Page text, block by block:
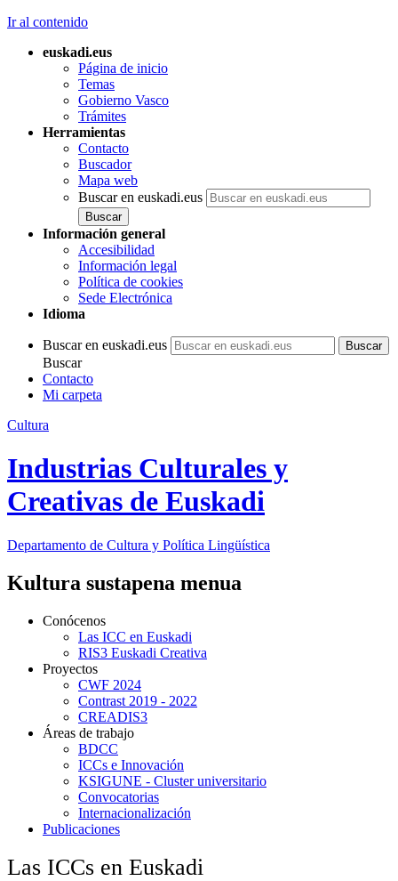
Ir al contenido
euskadi.eus
Página de inicio
Temas
Gobierno Vasco
Trámites
Herramientas
Contacto
Buscador
Mapa web
Buscar en euskadi.eus
Información general
Accesibilidad
Información legal
Política de cookies
Sede Electrónica
Idioma
Buscar en euskadi.eus
Buscar
Contacto
Mi carpeta
Cultura
Industrias Culturales y
Creativas de Euskadi
Departamento de Cultura y Política Lingüística
Kultura sustapena menua
Conócenos
Las ICC en Euskadi
RIS3 Euskadi Creativa
Proyectos
CWF 2024
Contrast 2019 - 2022
CREADIS3
Áreas de trabajo
BDCC
ICCs e Innovación
KSIGUNE - Cluster universitario
Convocatorias
Internacionalización
Publicaciones
Las ICCs en Euskadi